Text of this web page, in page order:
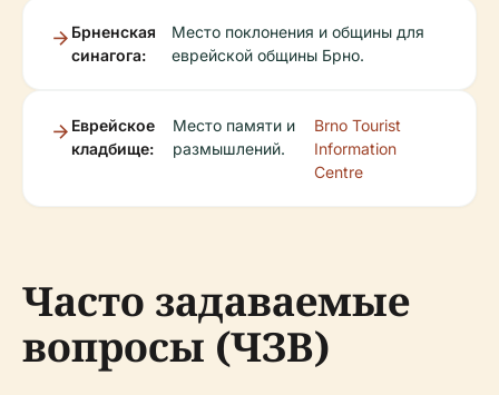
Брненская
синагога:
Место поклонения и общины для
еврейской общины Брно.
Еврейское
кладбище:
Место памяти и
размышлений.
Brno Tourist
Information
Centre
Часто задаваемые
вопросы (ЧЗВ)